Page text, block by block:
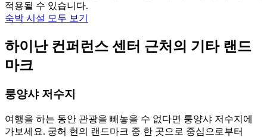
적용될 수 있습니다.
숙박 시설 모두 보기
하이난 컨퍼런스 센터 근처의 기타 랜드
마크
룽양샤 저수지
여행을 하는 동안 관광을 빼놓을 수 없다면 룽양샤 저수지에
가보세요. 궁허 현의 랜드마크 중 한 곳으로 중심으로부터